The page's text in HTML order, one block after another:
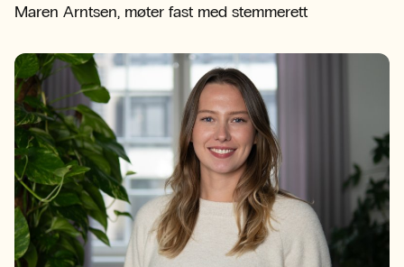
Maren Arntsen, møter fast med stemmerett